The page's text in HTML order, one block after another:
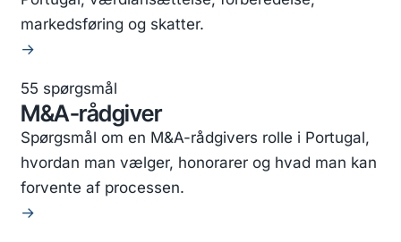
markedsføring og skatter.
→
55 spørgsmål
M&A-rådgiver
Spørgsmål om en M&A-rådgivers rolle i Portugal,
hvordan man vælger, honorarer og hvad man kan
forvente af processen.
→